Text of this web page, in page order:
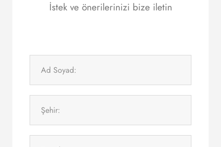
İstek ve önerilerinizi bize iletin